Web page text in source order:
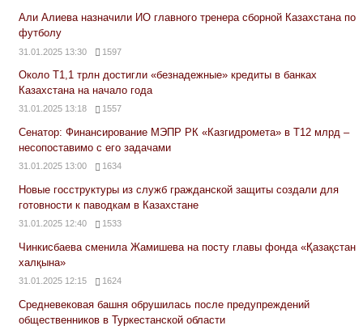
Али Алиева назначили ИО главного тренера сборной Казахстана по
футболу
31.01.2025 13:30 1597
Около Т1,1 трлн достигли «безнадежные» кредиты в банках
Казахстана на начало года
31.01.2025 13:18 1557
Сенатор: Финансирование МЭПР РК «Казгидромета» в Т12 млрд –
несопоставимо с его задачами
31.01.2025 13:00 1634
Новые госструктуры из служб гражданской защиты создали для
готовности к паводкам в Казахстане
31.01.2025 12:40 1533
Чинкисбаева сменила Жамишева на посту главы фонда «Қазақстан
халқына»
31.01.2025 12:15 1624
Средневековая башня обрушилась после предупреждений
общественников в Туркестанской области